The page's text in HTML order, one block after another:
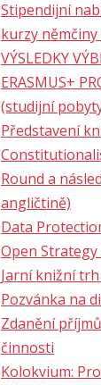
Stipendijní
kurzy němčiny
VÝSLEDKY
ERASMUS+
(studijní
Představení
Round a
angličtině)
Data
Open
Jarní knižní
Pozvánka na
Zdanění
činnosti
Kolokvium: